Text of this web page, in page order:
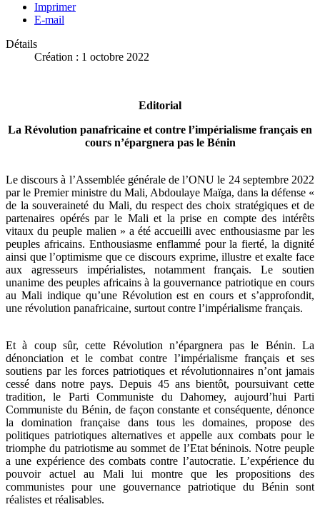
Imprimer
E-mail
Détails
Création : 1 octobre 2022
Editorial
La Révolution panafricaine et contre l’impérialisme français en
cours n’épargnera pas le Bénin
Le discours à l’Assemblée générale de l’ONU le 24 septembre 2022
par le Premier ministre du Mali, Abdoulaye Maïga, dans la défense «
de la souveraineté du Mali, du respect des choix stratégiques et de
partenaires opérés par le Mali et la prise en compte des intérêts
vitaux du peuple malien » a été accueilli avec enthousiasme par les
peuples africains. Enthousiasme enflammé pour la fierté, la dignité
ainsi que l’optimisme que ce discours exprime, illustre et exalte face
aux agresseurs impérialistes, notamment français. Le soutien
unanime des peuples africains à la gouvernance patriotique en cours
au Mali indique qu’une Révolution est en cours et s’approfondit,
une révolution panafricaine, surtout contre l’impérialisme français.
Et à coup sûr, cette Révolution n’épargnera pas le Bénin. La
dénonciation et le combat contre l’impérialisme français et ses
soutiens par les forces patriotiques et révolutionnaires n’ont jamais
cessé dans notre pays. Depuis 45 ans bientôt, poursuivant cette
tradition, le Parti Communiste du Dahomey, aujourd’hui Parti
Communiste du Bénin, de façon constante et conséquente, dénonce
la domination française dans tous les domaines, propose des
politiques patriotiques alternatives et appelle aux combats pour le
triomphe du patriotisme au sommet de l’Etat béninois. Notre peuple
a une expérience des combats contre l’autocratie. L’expérience du
pouvoir actuel au Mali lui montre que les propositions des
communistes pour une gouvernance patriotique du Bénin sont
réalistes et réalisables.